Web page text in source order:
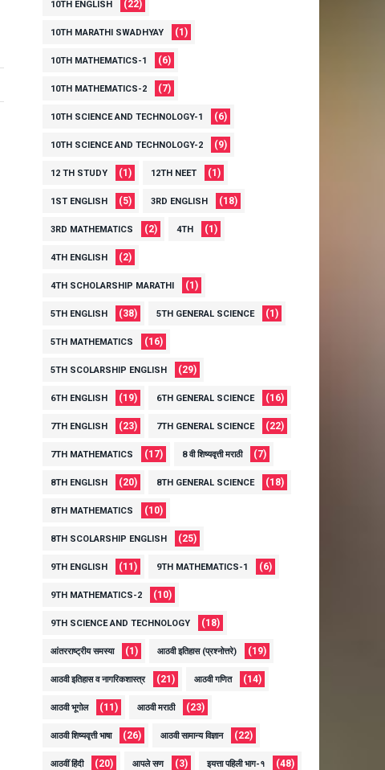
10TH ENGLISH (22)
10TH MARATHI SWADHYAY (1)
10TH MATHEMATICS-1 (6)
10TH MATHEMATICS-2 (7)
10TH SCIENCE AND TECHNOLOGY-1 (6)
10TH SCIENCE AND TECHNOLOGY-2 (9)
12 TH STUDY (1) 12TH NEET (1)
1ST ENGLISH (5) 3RD ENGLISH (18)
3RD MATHEMATICS (2) 4TH (1)
4TH ENGLISH (2)
4TH SCHOLARSHIP MARATHI (1)
5TH ENGLISH (38) 5TH GENERAL SCIENCE (1)
5TH MATHEMATICS (16)
5TH SCOLARSHIP ENGLISH (29)
6TH ENGLISH (19) 6TH GENERAL SCIENCE (16)
7TH ENGLISH (23) 7TH GENERAL SCIENCE (22)
7TH MATHEMATICS (17) 8 वी शिष्यवृत्ती मराठी (7)
8TH ENGLISH (20) 8TH GENERAL SCIENCE (18)
8TH MATHEMATICS (10)
8TH SCOLARSHIP ENGLISH (25)
9TH ENGLISH (11) 9TH MATHEMATICS-1 (6)
9TH MATHEMATICS-2 (10)
9TH SCIENCE AND TECHNOLOGY (18)
आंतरराष्ट्रीय समस्या (1) आठवी इतिहास (प्रश्नोत्तरे) (19)
आठवी इतिहास व नागरिकशास्त्र (21) आठवी गणित (14)
आठवी भूगोल (11) आठवी मराठी (23)
आठवी शिष्यवृत्ती भाषा (26) आठवी सामान्य विज्ञान (22)
आठवीं हिंदी (20) आपले सण (3) इयत्ता पहिली भाग-१ (48)